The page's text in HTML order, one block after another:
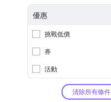
優惠
挑戰低價
券
活動
清除所有條件